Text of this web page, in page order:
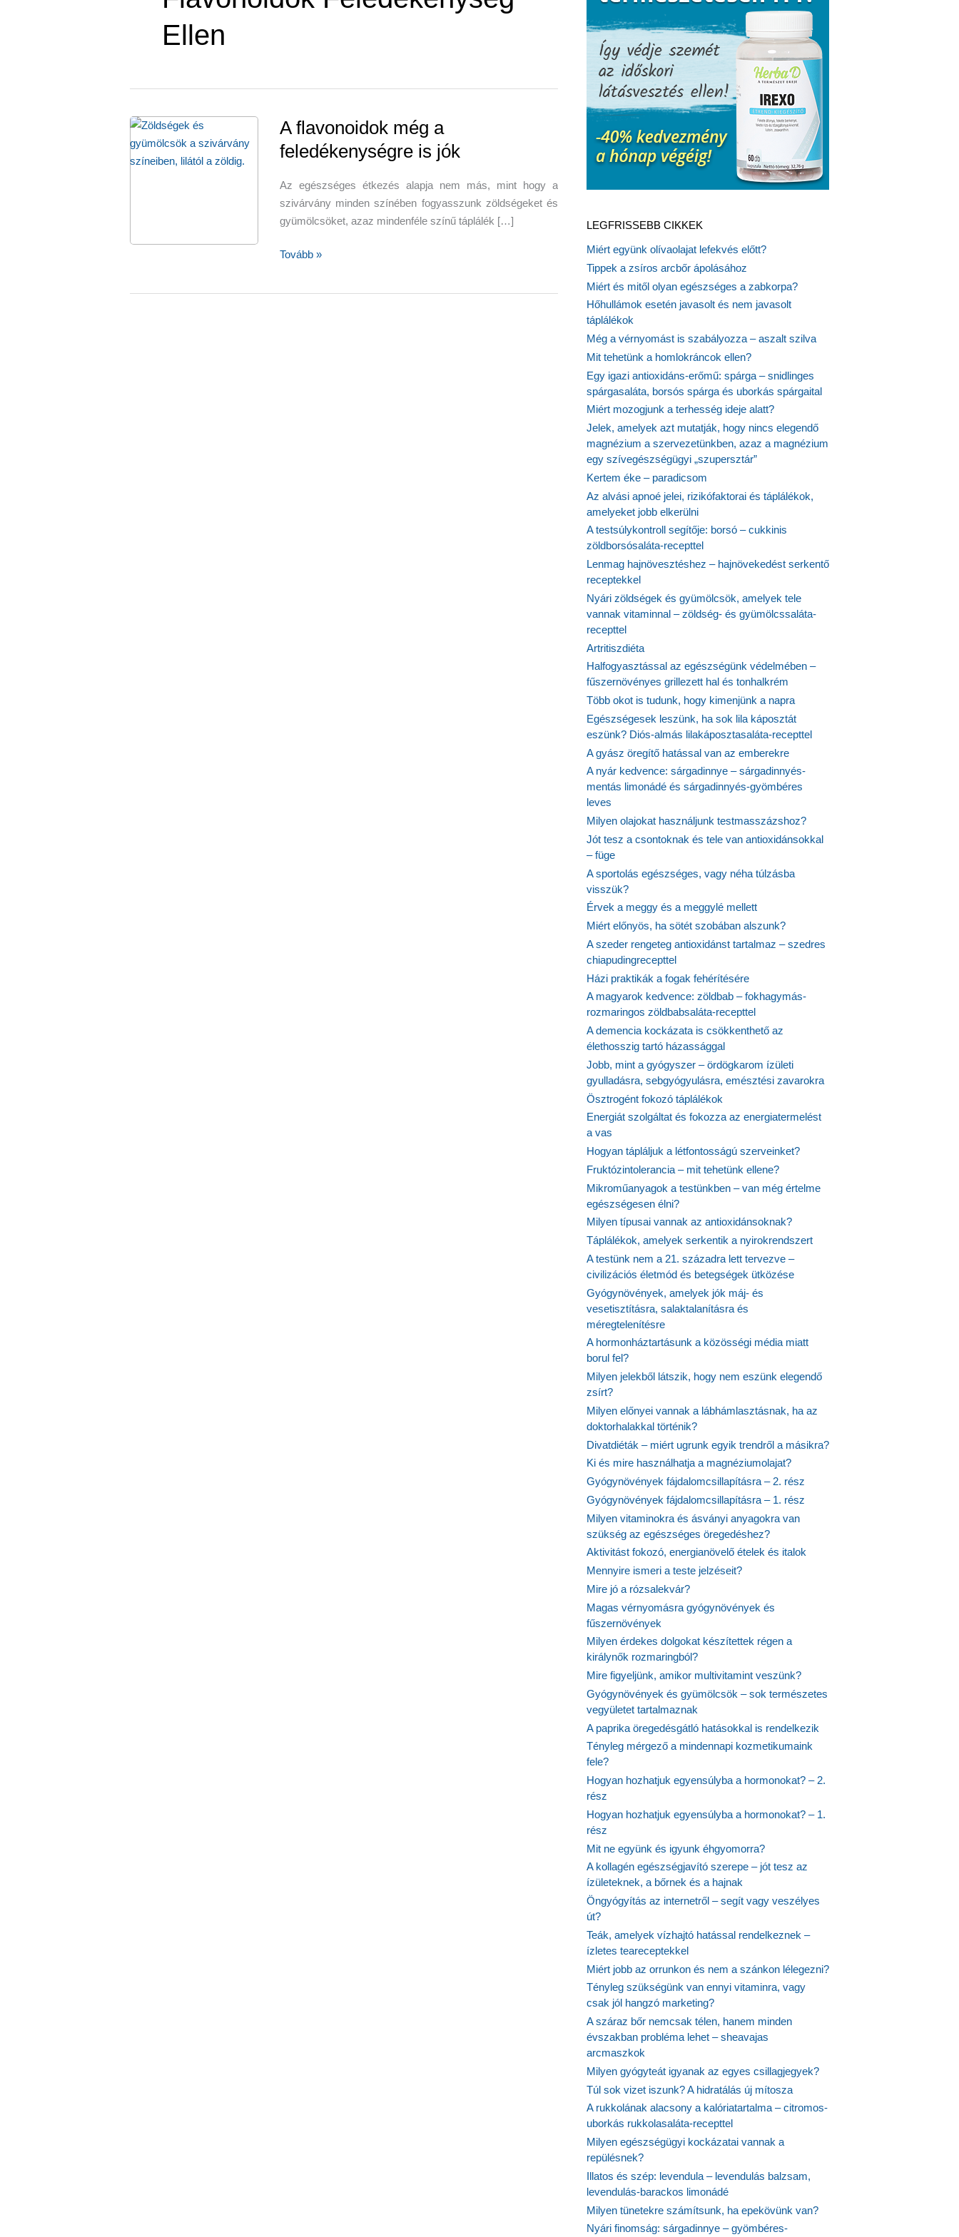
Ellen
A flavonoidok még a
feledékenységre is jók
Az egészséges étkezés alapja nem más, mint hogy a
szivárvány minden színében fogyasszunk zöldségeket és
gyümölcsöket, azaz mindenféle színű táplálék […]
A
Tovább »
LEGFRISSEBB CIKKEK
Miért együnk olívaolajat lefekvés előtt?
Tippek a zsíros arcbőr ápolásához
Miért és mitől olyan egészséges a zabkorpa?
Hőhullámok esetén javasolt és nem javasolt
táplálékok
Még a vérnyomást is szabályozza – aszalt szilva
Mit tehetünk a homlokráncok ellen?
Egy igazi antioxidáns-erőmű: spárga – snidlinges
spárgasaláta, borsós spárga és uborkás spárgaital
Miért mozogjunk a terhesség ideje alatt?
Jelek, amelyek azt mutatják, hogy nincs elegendő
magnézium a szervezetünkben, azaz a magnézium
egy szívegészségügyi „szupersztár”
Kertem éke – paradicsom
Az alvási apnoé jelei, rizikófaktorai és táplálékok,
amelyeket jobb elkerülni
A testsúlykontroll segítője: borsó – cukkinis
zöldborsósaláta-recepttel
Lenmag hajnövesztéshez – hajnövekedést serkentő
receptekkel
Nyári zöldségek és gyümölcsök, amelyek tele
vannak vitaminnal – zöldség- és gyümölcssaláta-
recepttel
Artritiszdiéta
Halfogyasztással az egészségünk védelmében –
fűszernövényes grillezett hal és tonhalkrém
Több okot is tudunk, hogy kimenjünk a napra
Egészségesek leszünk, ha sok lila káposztát
eszünk? Diós-almás lilakáposztasaláta-recepttel
A gyász öregítő hatással van az emberekre
A nyár kedvence: sárgadinnye – sárgadinnyés-
mentás limonádé és sárgadinnyés-gyömbéres
leves
Milyen olajokat használjunk testmasszázshoz?
Jót tesz a csontoknak és tele van antioxidánsokkal
– füge
A sportolás egészséges, vagy néha túlzásba
visszük?
Érvek a meggy és a meggylé mellett
Miért előnyös, ha sötét szobában alszunk?
A szeder rengeteg antioxidánst tartalmaz – szedres
chiapudingrecepttel
Házi praktikák a fogak fehérítésére
A magyarok kedvence: zöldbab – fokhagymás-
rozmaringos zöldbabsaláta-recepttel
A demencia kockázata is csökkenthető az
élethosszig tartó házassággal
Jobb, mint a gyógyszer – ördögkarom ízületi
gyulladásra, sebgyógyulásra, emésztési zavarokra
Ösztrogént fokozó táplálékok
Energiát szolgáltat és fokozza az energiatermelést
a vas
Hogyan tápláljuk a létfontosságú szerveinket?
Fruktózintolerancia – mit tehetünk ellene?
Mikroműanyagok a testünkben – van még értelme
egészségesen élni?
Milyen típusai vannak az antioxidánsoknak?
Táplálékok, amelyek serkentik a nyirokrendszert
A testünk nem a 21. századra lett tervezve –
civilizációs életmód és betegségek ütközése
Gyógynövények, amelyek jók máj- és
vesetisztításra, salaktalanításra és
méregtelenítésre
A hormonháztartásunk a közösségi média miatt
borul fel?
Milyen jelekből látszik, hogy nem eszünk elegendő
zsírt?
Milyen előnyei vannak a lábhámlasztásnak, ha az
doktorhalakkal történik?
Divatdiéták – miért ugrunk egyik trendről a másikra?
Ki és mire használhatja a magnéziumolajat?
Gyógynövények fájdalomcsillapításra – 2. rész
Gyógynövények fájdalomcsillapításra – 1. rész
Milyen vitaminokra és ásványi anyagokra van
szükség az egészséges öregedéshez?
Aktivitást fokozó, energianövelő ételek és italok
Mennyire ismeri a teste jelzéseit?
Mire jó a rózsalekvár?
Magas vérnyomásra gyógynövények és
fűszernövények
Milyen érdekes dolgokat készítettek régen a
királynők rozmaringból?
Mire figyeljünk, amikor multivitamint veszünk?
Gyógynövények és gyümölcsök – sok természetes
vegyületet tartalmaznak
A paprika öregedésgátló hatásokkal is rendelkezik
Tényleg mérgező a mindennapi kozmetikumaink
fele?
Hogyan hozhatjuk egyensúlyba a hormonokat? – 2.
rész
Hogyan hozhatjuk egyensúlyba a hormonokat? – 1.
rész
Mit ne együnk és igyunk éhgyomorra?
A kollagén egészségjavító szerepe – jót tesz az
ízületeknek, a bőrnek és a hajnak
Öngyógyítás az internetről – segít vagy veszélyes
út?
Teák, amelyek vízhajtó hatással rendelkeznek –
ízletes teareceptekkel
Miért jobb az orrunkon és nem a szánkon lélegezni?
Tényleg szükségünk van ennyi vitaminra, vagy
csak jól hangzó marketing?
A száraz bőr nemcsak télen, hanem minden
évszakban probléma lehet – sheavajas
arcmaszkok
Milyen gyógyteát igyanak az egyes csillagjegyek?
Túl sok vizet iszunk? A hidratálás új mítosza
A rukkolának alacsony a kalóriatartalma – citromos-
uborkás rukkolasaláta-recepttel
Milyen egészségügyi kockázatai vannak a
repülésnek?
Illatos és szép: levendula – levendulás balzsam,
levendulás-barackos limonádé
Milyen tünetekre számítsunk, ha epekövünk van?
Nyári finomság: sárgadinnye – gyömbéres-